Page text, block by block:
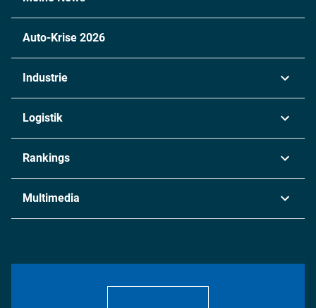
Auto-Krise 2026
Industrie
Chemie
Metall
Energie
Logistik
Rankings
Multimedia